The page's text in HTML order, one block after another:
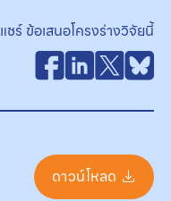
แชร์ ข้อเสนอโครงร่างวิจัยนี้
ดาวน์โหลด